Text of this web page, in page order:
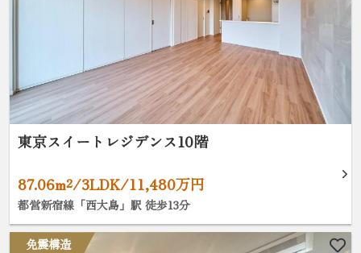
東京スイートレジデンス10階
87.06m²/3LDK/11,480万円
都営新宿線「西大島」駅 徒歩13分
免震構造